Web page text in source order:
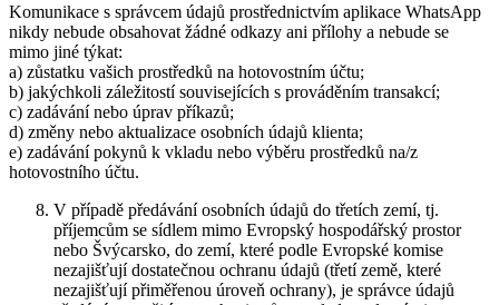
Komunikace s správcem údajů prostřednictvím aplikace WhatsApp
nikdy nebude obsahovat žádné odkazy ani přílohy a nebude se
mimo jiné týkat:
a) zůstatku vašich prostředků na hotovostním účtu;
b) jakýchkoli záležitostí souvisejících s prováděním transakcí;
c) zadávání nebo úprav příkazů;
d) změny nebo aktualizace osobních údajů klienta;
e) zadávání pokynů k vkladu nebo výběru prostředků na/z
hotovostního účtu.
V případě předávání osobních údajů do třetích zemí, tj.
příjemcům se sídlem mimo Evropský hospodářský prostor
nebo Švýcarsko, do zemí, které podle Evropské komise
nezajišťují dostatečnou ochranu údajů (třetí země, které
nezajišťují přiměřenou úroveň ochrany), je správce údajů